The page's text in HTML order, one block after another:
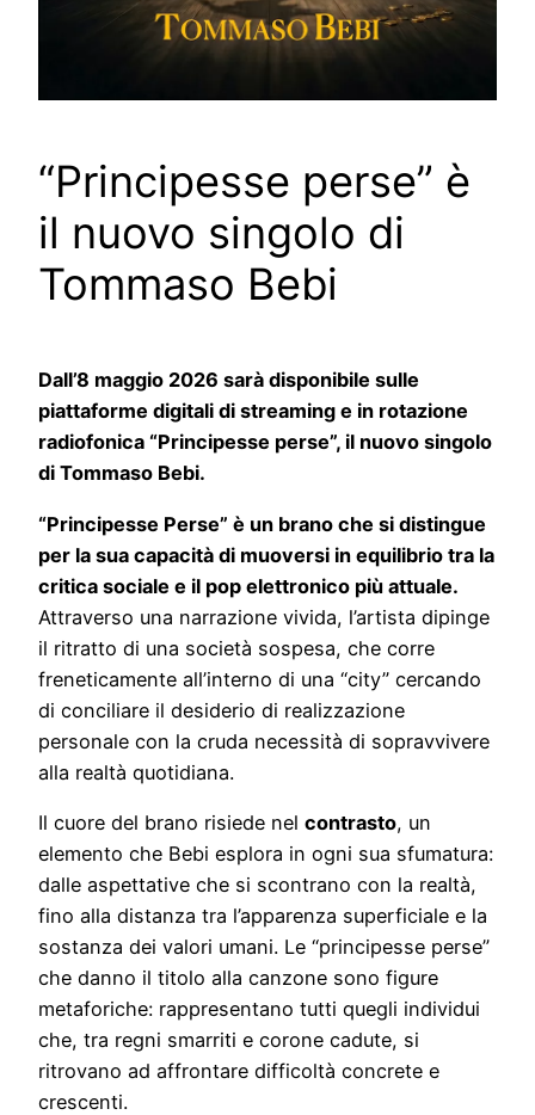
“Principesse perse” è
il nuovo singolo di
Tommaso Bebi
Dall’8 maggio 2026 sarà disponibile sulle
piattaforme digitali di streaming e in rotazione
radiofonica “Principesse perse”, il nuovo singolo
di Tommaso Bebi.
“Principesse Perse” è un brano che si distingue
per la sua capacità di muoversi in equilibrio tra la
critica sociale e il pop elettronico più attuale.
Attraverso una narrazione vivida, l’artista dipinge
il ritratto di una società sospesa, che corre
freneticamente all’interno di una “city” cercando
di conciliare il desiderio di realizzazione
personale con la cruda necessità di sopravvivere
alla realtà quotidiana.
Il cuore del brano risiede nel contrasto, un
elemento che Bebi esplora in ogni sua sfumatura:
dalle aspettative che si scontrano con la realtà,
fino alla distanza tra l’apparenza superficiale e la
sostanza dei valori umani. Le “principesse perse”
che danno il titolo alla canzone sono figure
metaforiche: rappresentano tutti quegli individui
che, tra regni smarriti e corone cadute, si
ritrovano ad affrontare difficoltà concrete e
crescenti.